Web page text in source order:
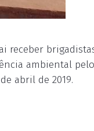
receber
ambiental
abril de 2019.